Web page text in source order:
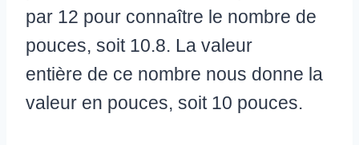
par 12 pour connaître le nombre de
pouces, soit 10.8. La valeur
entière de ce nombre nous donne la
valeur en pouces, soit 10 pouces.